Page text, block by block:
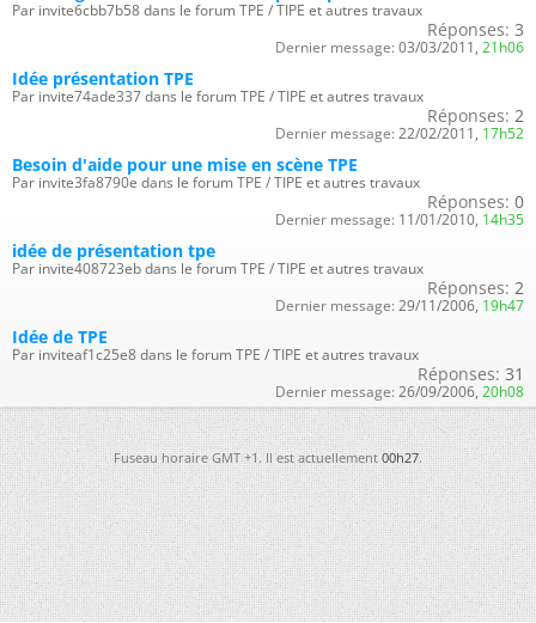
Par invite6cbb7b58 dans le forum TPE / TIPE et autres travaux
Réponses: 3
Dernier message: 03/03/2011, 21h06
Idée présentation TPE
Par invite74ade337 dans le forum TPE / TIPE et autres travaux
Réponses: 2
Dernier message: 22/02/2011, 17h52
Besoin d'aide pour une mise en scène TPE
Par invite3fa8790e dans le forum TPE / TIPE et autres travaux
Réponses: 0
Dernier message: 11/01/2010, 14h35
idée de présentation tpe
Par invite408723eb dans le forum TPE / TIPE et autres travaux
Réponses: 2
Dernier message: 29/11/2006, 19h47
Idée de TPE
Par inviteaf1c25e8 dans le forum TPE / TIPE et autres travaux
Réponses: 31
Dernier message: 26/09/2006, 20h08
Fuseau horaire GMT +1. Il est actuellement00h27.